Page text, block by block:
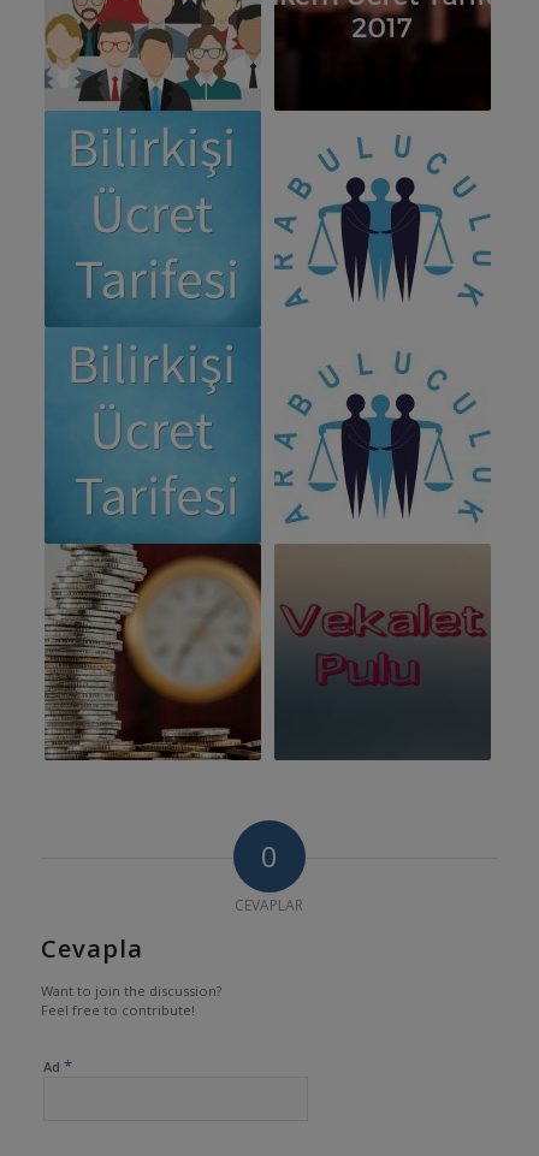
0
CEVAPLAR
Cevapla
Want to join the discussion?
Feel free to contribute!
Ad *